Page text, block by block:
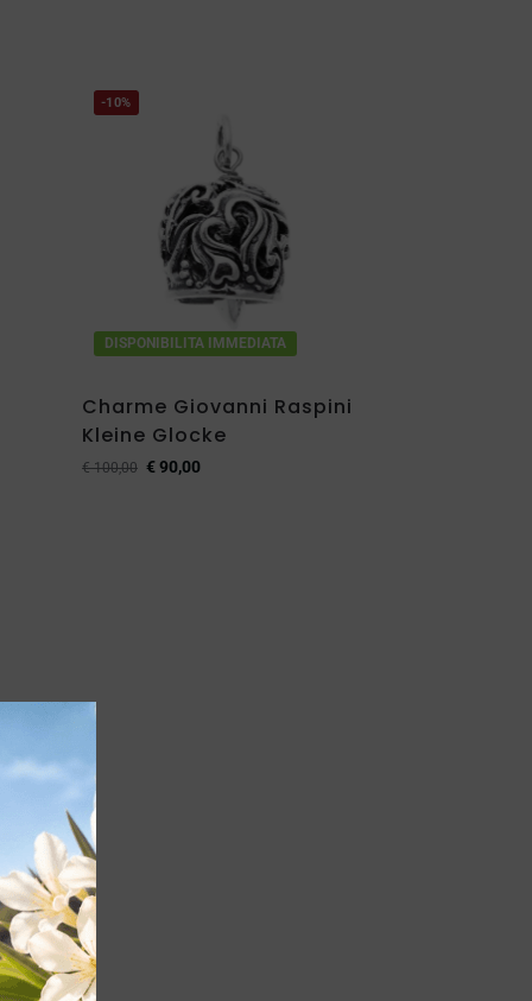
-10%
DISPONIBILITA IMMEDIATA
Charme Giovanni Raspini
Kleine Glocke
€100,00 €90,00